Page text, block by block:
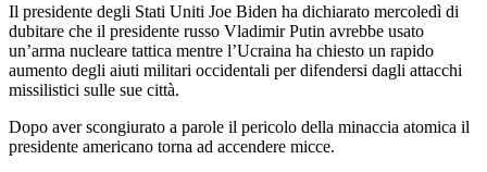
Il presidente degli Stati Uniti Joe Biden ha dichiarato mercoledì di
dubitare che il presidente russo Vladimir Putin avrebbe usato
un’arma nucleare tattica mentre l’Ucraina ha chiesto un rapido
aumento degli aiuti militari occidentali per difendersi dagli attacchi
missilistici sulle sue città.
Dopo aver scongiurato a parole il pericolo della minaccia atomica il
presidente americano torna ad accendere micce.